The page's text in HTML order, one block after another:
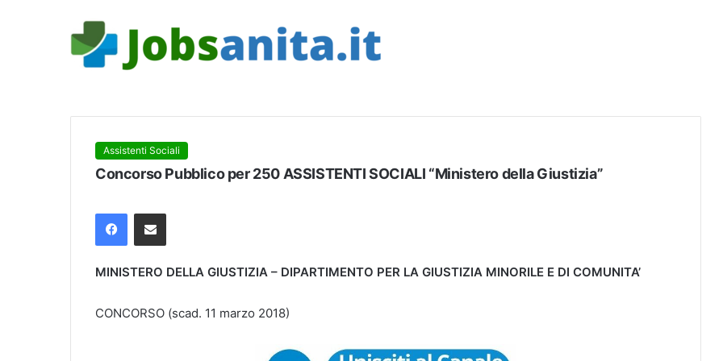
Assistenti Sociali
Concorso Pubblico per 250 ASSISTENTI SOCIALI “Ministero della Giustizia”
FacebookCondividi via mail
MINISTERO DELLA GIUSTIZIA – DIPARTIMENTO PER LA GIUSTIZIA MINORILE E DI COMUNITA’
CONCORSO (scad. 11 marzo 2018)